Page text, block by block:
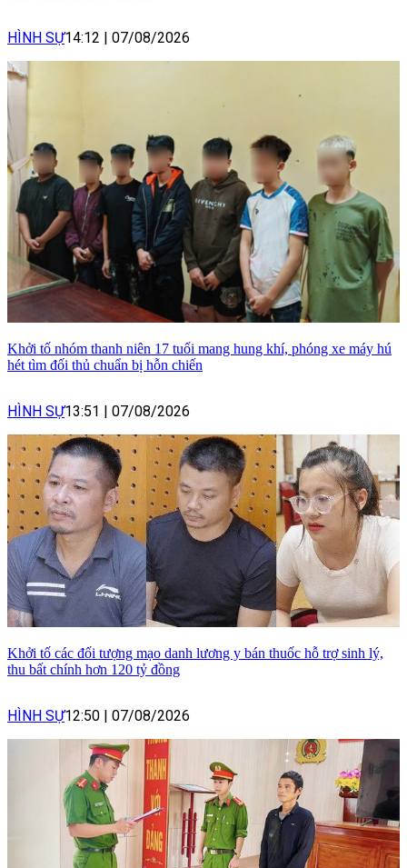
HÌNH SỰ14:12 | 07/08/2026
Khởi tố nhóm thanh niên 17 tuổi mang hung khí, phóng xe máy hú
hét tìm đối thủ chuẩn bị hỗn chiến
HÌNH SỰ13:51 | 07/08/2026
Khởi tố các đối tượng mạo danh lương y bán thuốc hỗ trợ sinh lý,
thu bất chính hơn 120 tỷ đồng
HÌNH SỰ12:50 07/08/2026